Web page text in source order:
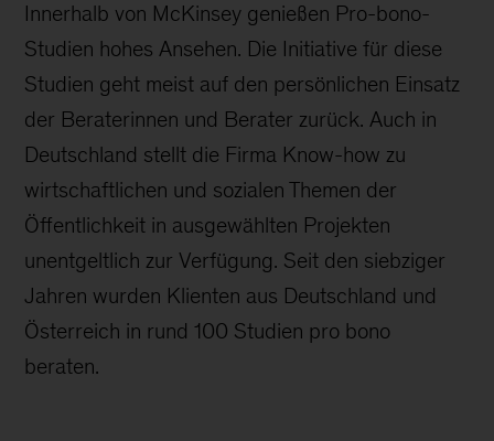
Innerhalb von McKinsey genießen Pro-bono-
Studien hohes Ansehen. Die Initiative für diese
Studien geht meist auf den persönlichen Einsatz
der Beraterinnen und Berater zurück. Auch in
Deutschland stellt die Firma Know-how zu
wirtschaftlichen und sozialen Themen der
Öffentlichkeit in ausgewählten Projekten
unentgeltlich zur Verfügung. Seit den siebziger
Jahren wurden Klienten aus Deutschland und
Österreich in rund 100 Studien pro bono
beraten.